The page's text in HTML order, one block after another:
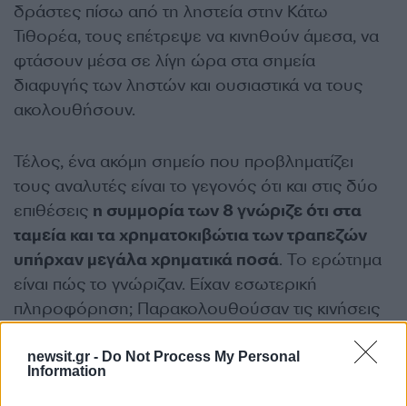
newsit.gr - Do Not Process My Personal
Information
δράστες πίσω από τη ληστεία στην Κάτω
Τιθορέα, τους επέτρεψε να κινηθούν άμεσα, να
φτάσουν μέσα σε λίγη ώρα στα σημεία
διαφυγής των ληστών και ουσιαστικά να τους
ακολουθήσουν.
Τέλος, ένα ακόμη σημείο που προβληματίζει
τους αναλυτές είναι το γεγονός ότι και στις δύο
επιθέσεις η συμμορία των 8 γνώριζε ότι στα
ταμεία και τα χρηματοκιβώτια των τραπεζών
υπήρχαν μεγάλα χρηματικά ποσά. Το ερώτημα
είναι πώς το γνώριζαν. Είχαν εσωτερική
πληροφόρηση; Παρακολουθούσαν τις κινήσεις
πότε είναι η κατάλληλη ημερομηνία να
χτυπήσουν;